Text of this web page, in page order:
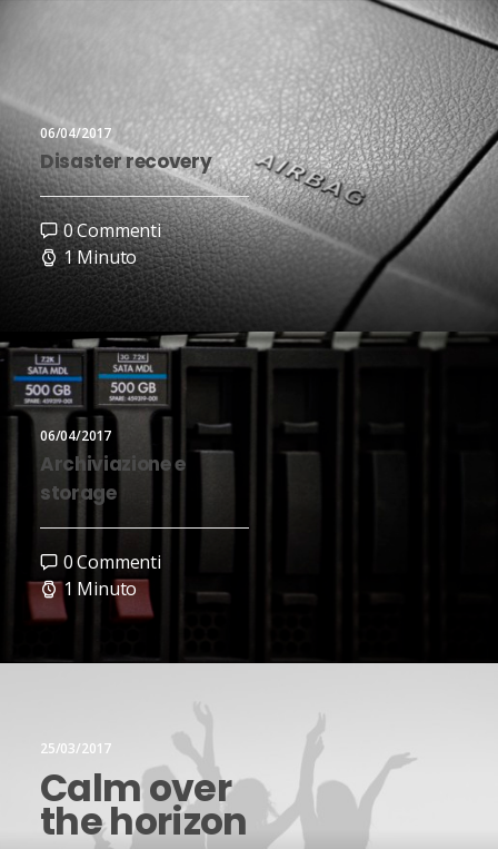
06/04/2017
Disaster recovery
0 Commenti
1 Minuto
06/04/2017
Archiviazione e
storage
0 Commenti
1 Minuto
25/03/2017
Calm over
the horizon